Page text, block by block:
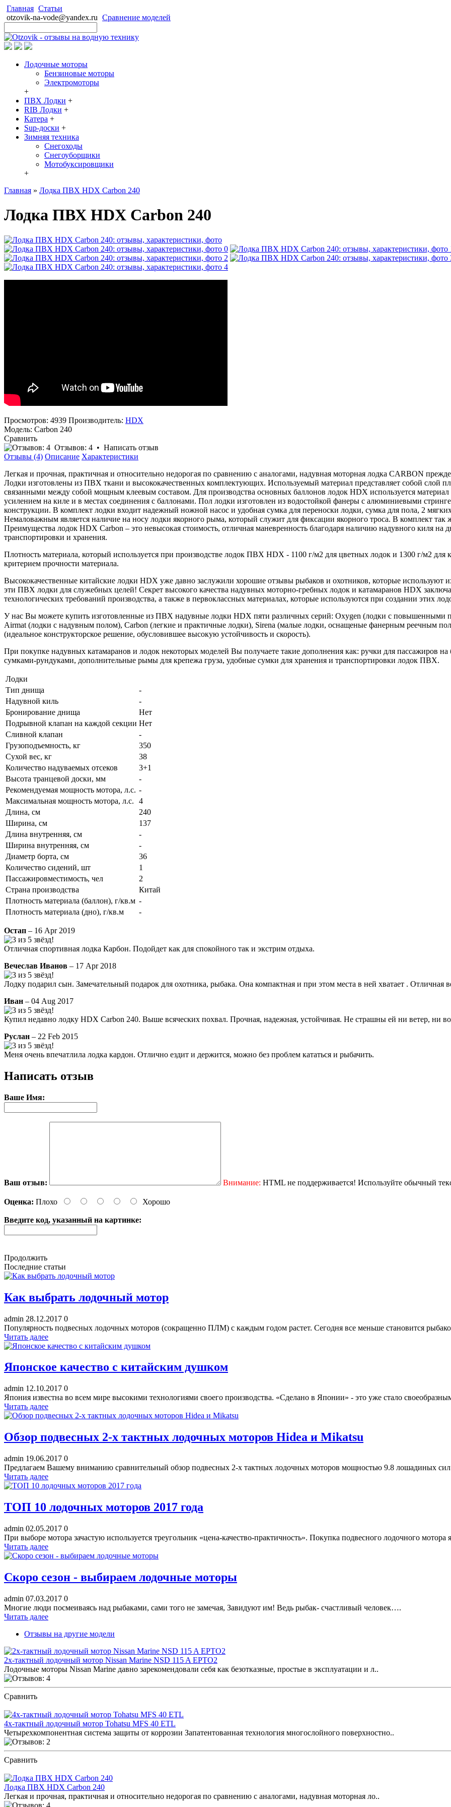
Главная Статьи
otzovik-na-vode@yandex.ru Сравнение моделей
Лодочные моторы
Бензиновые моторы
Электромоторы
+
ПВХ Лодки +
RIB Лодки +
Катера +
Sup-доски +
Зимняя техника
Снегоходы
Cнегоуборщики
Мотобуксировщики
+
Главная » Лодка ПВХ HDX Carbon 240
Лодка ПВХ HDX Carbon 240
Просмотров: 4939 Производитель: HDX
Модель: Carbon 240
Сравнить
Отзывов: 4 • Написать отзыв
Отзывы (4) Описание Характеристики
Легкая и прочная, практичная и относительно недорогая по сравнению с аналогами, надувная моторная лодка CARBON
Лодки изготовлены из ПВХ ткани и высококачественных комплектующих. Используемый материал представляет собой слой
связанными между собой мощным клеевым составом. Для производства основных баллонов лодок HDX используется
усилением на киле и в местах соединения с баллонами. Пол лодки изготовлен из водостойкой фанеры с алюминиевыми
конструкции. В комплект лодки входит надежный ножной насос и удобная сумка для переноски лодки, сумка для пола, 2
Немаловажным является наличие на носу лодки якорного рыма, который служит для фиксации якорного троса. В комплект так
Преимущества лодок HDX Carbon – это невысокая стоимость, отличная маневренность благодаря наличию надувного киля на
транспортировки и хранения.
Плотность материала, который используется при производстве лодок ПВХ HDX - 1100 г/м2 для цветных лодок и 1300 г/м2 для
критерием прочности материала.
Высококачественные китайские лодки HDX уже давно заслужили хорошие отзывы рыбаков и охотников, которые используют
эти ПВХ лодки для служебных целей! Секрет высокого качества надувных моторно-гребных лодок и катамаранов HDX
технологических требований производства, а также в первоклассных материалах, которые используются при создании этих
У нас Вы можете купить изготовленные из ПВХ надувные лодки HDX пяти различных серий: Oxygen (лодки с повышенными
Airmat (лодки с надувным полом), Carbon (легкие и практичные лодки), Sirena (малые лодки, оснащеные фанерным реечным
(идеальное конструкторское решение, обусловившее высокую устойчивость и скорость).
При покупке надувных катамаранов и лодок некоторых моделей Вы получаете такие дополнения как: ручки для пассажиров
сумками-рундуками, дополнительные рымы для крепежа груза, удобные сумки для хранения и транспортировки лодок ПВХ.
Лодки
Тип днища
-
Надувной киль
-
Бронирование днища
Нет
Подрывной клапан на каждой секции Нет
Сливной клапан
-
Грузоподъемность, кг
350
Сухой вес, кг
38
Количество надуваемых отсеков
3+1
Высота транцевой доски, мм
-
Рекомендуемая мощность мотора, л.с. -
Максимальная мощность мотора, л.с.
4
Длина, см
240
Ширина, см
137
Длина внутренняя, см
-
Ширина внутренняя, см
-
Диаметр борта, см
36
Количество сидений, шт
1
Пассажировместимость, чел
2
Страна производства
Китай
Плотность материала (баллон), г/кв.м -
Плотность материала (дно), г/кв.м
-
Остап – 16 Apr 2019
Отличная спортивная лодка Карбон. Подойдет как для спокойного так и экстрим отдыха.
Вечеслав Иванов – 17 Apr 2018
Лодку подарил сын. Замечательный подарок для охотника, рыбака. Она компактная и при этом места в ней хватает . Отличная
Иван – 04 Aug 2017
Купил недавно лодку HDX Carbon 240. Выше всяческих похвал. Прочная, надежная, устойчивая. Не страшны ей ни ветер, ни
Руслан – 22 Feb 2015
Меня очень впечатлила лодка кардон. Отлично ездит и держится, можно без проблем кататься и рыбачить.
Написать отзыв
Ваше Имя:
Ваш отзыв: Внимание: HTML не поддерживается! Используйте обычный
Оценка: Плохо Хорошо
Введите код, указанный на картинке:
Продолжить
Последние статьи
Как выбрать лодочный мотор
admin 28.12.2017 0
Популярность подвесных лодочных моторов (сокращенно ПЛМ) с каждым годом растет. Сегодня все меньше становится
Читать далее
Японское качество с китайским душком
admin 12.10.2017 0
Япония известна во всем мире высокими технологиями своего производства. «Сделано в Японии» - это уже стало
Читать далее
Обзор подвесных 2-х тактных лодочных моторов Hidea и Mikatsu
admin 19.06.2017 0
Предлагаем Вашему вниманию сравнительный обзор подвесных 2-х тактных лодочных моторов мощностью 9.8 лошадиных сил
Читать далее
ТОП 10 лодочных моторов 2017 года
admin 02.05.2017 0
При выборе мотора зачастую используется треугольник «цена-качество-практичность». Покупка подвесного лодочного
Читать далее
Скоро сезон - выбираем лодочные моторы
admin 07.03.2017 0
Многие люди посмеиваясь над рыбаками, сами того не замечая, Завидуют им! Ведь рыбак- счастливый
Читать далее
Отзывы на другие модели
2х-тактный лодочный мотор Nissan Marine NSD 115 A EPTO2
Лодочные моторы Nissan Marine давно зарекомендовали себя как безотказные, простые в эксплуатации и л..
Сравнить
4х-тактный лодочный мотор Tohatsu MFS 40 ETL
Четырехкомпонентная система защиты от коррозии Запатентованная технология многослойного поверхностно..
Сравнить
Лодка ПВХ HDX Carbon 240
Легкая и прочная, практичная и относительно недорогая по сравнению с аналогами, надувная моторная ло..